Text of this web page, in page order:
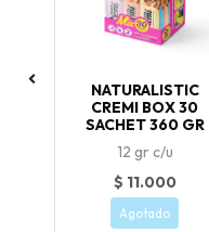
NATURALISTIC
CREMI BOX 30
SACHET 360 GR
12 gr c/u
$ 11.000
Agotado